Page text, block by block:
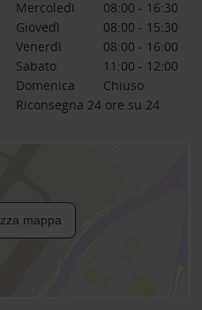
Mercoledì
08:00 - 16:30
Giovedì
08:00 - 15:30
Venerdì
08:00 - 16:00
Sabato
11:00 - 12:00
Domenica
Chiuso
Riconsegna 24 ore su 24
mappa